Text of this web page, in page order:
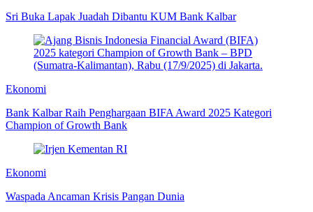
Sri Buka Lapak Juadah Dibantu KUM Bank Kalbar
Ekonomi
Bank Kalbar Raih Penghargaan BIFA Award 2025 Kategori
Champion of Growth Bank
Ekonomi
Waspada Ancaman Krisis Pangan Dunia